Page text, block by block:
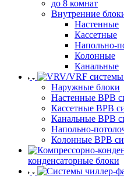
до 8 комнат
Внутренние
Настенные
Кассетные
Напольно-
Колонные
Канальные
Наружные блоки
Настенные ВРВ
Кассетные ВРВ
Канальные ВРВ
Напольно-
Колонные ВРВ
конденсаторные блоки